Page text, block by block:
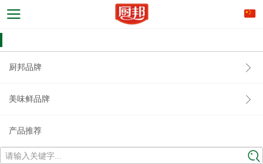
厨邦品牌
美味鲜品牌
产品推荐
请输入关键字...